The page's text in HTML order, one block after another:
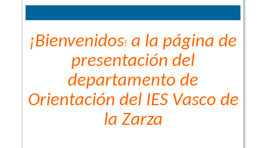
¡Bienvenidos! a la página de
presentación del
departamento de
Orientación del IES Vasco de
la Zarza